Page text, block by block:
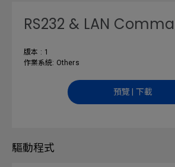
RS232 & LAN
版本 : 1
作業系統: Others
預覽 | 下載
驅動程式